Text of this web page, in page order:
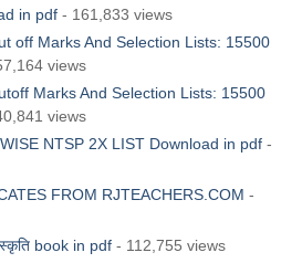
in pdf - 161,833 views
off Marks And Selection Lists: 15500
views
Marks And Selection Lists: 15500
views
NTSP 2X LIST Download in pdf -
FROM RJTEACHERS.COM -
book in pdf - 112,755 views